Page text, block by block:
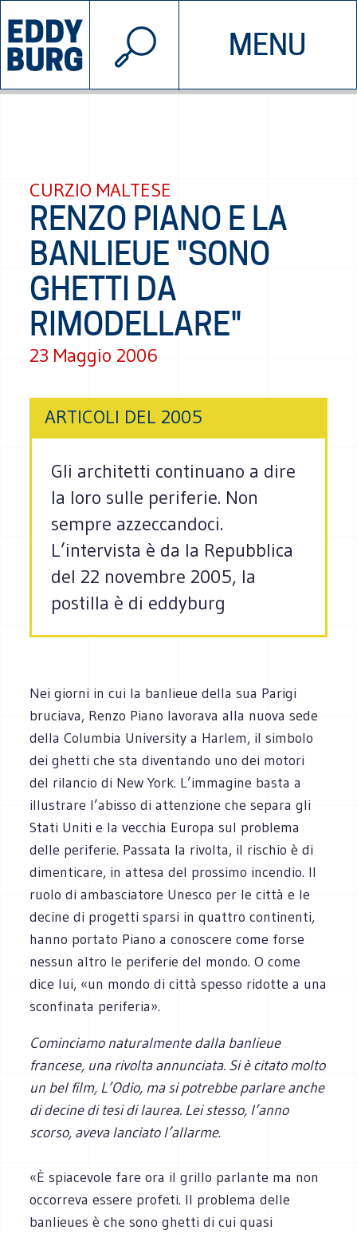
MENU
INIZIATIVE CHI SIAMO
© 2026 EDDYBURG
CURZIO MALTESE
RENZO PIANO E LA
BANLIEUE "SONO
GHETTI DA
RIMODELLARE"
23 Maggio 2006
ARTICOLI DEL 2005
Gli architetti continuano a dire
la loro sulle periferie. Non
sempre azzeccandoci.
L’intervista è da la Repubblica
del 22 novembre 2005, la
postilla è di eddyburg
Nei giorni in cui la banlieue della sua Parigi
bruciava, Renzo Piano lavorava alla nuova sede
della Columbia University a Harlem, il simbolo
dei ghetti che sta diventando uno dei motori
del rilancio di New York. L’immagine basta a
illustrare l’abisso di attenzione che separa gli
Stati Uniti e la vecchia Europa sul problema
delle periferie. Passata la rivolta, il rischio è di
dimenticare, in attesa del prossimo incendio. Il
ruolo di ambasciatore Unesco per le città e le
decine di progetti sparsi in quattro continenti,
hanno portato Piano a conoscere come forse
nessun altro le periferie del mondo. O come
dice lui, «un mondo di città spesso ridotte a una
sconfinata periferia».
Cominciamo naturalmente dalla banlieue
francese, una rivolta annunciata. Si è citato molto
un bel film, L’Odio, ma si potrebbe parlare anche
di decine di tesi di laurea. Lei stesso, l’anno
scorso, aveva lanciato l’allarme.
«È spiacevole fare ora il grillo parlante ma non
occorreva essere profeti. Il problema delle
banlieues è che sono ghetti di cui quasi